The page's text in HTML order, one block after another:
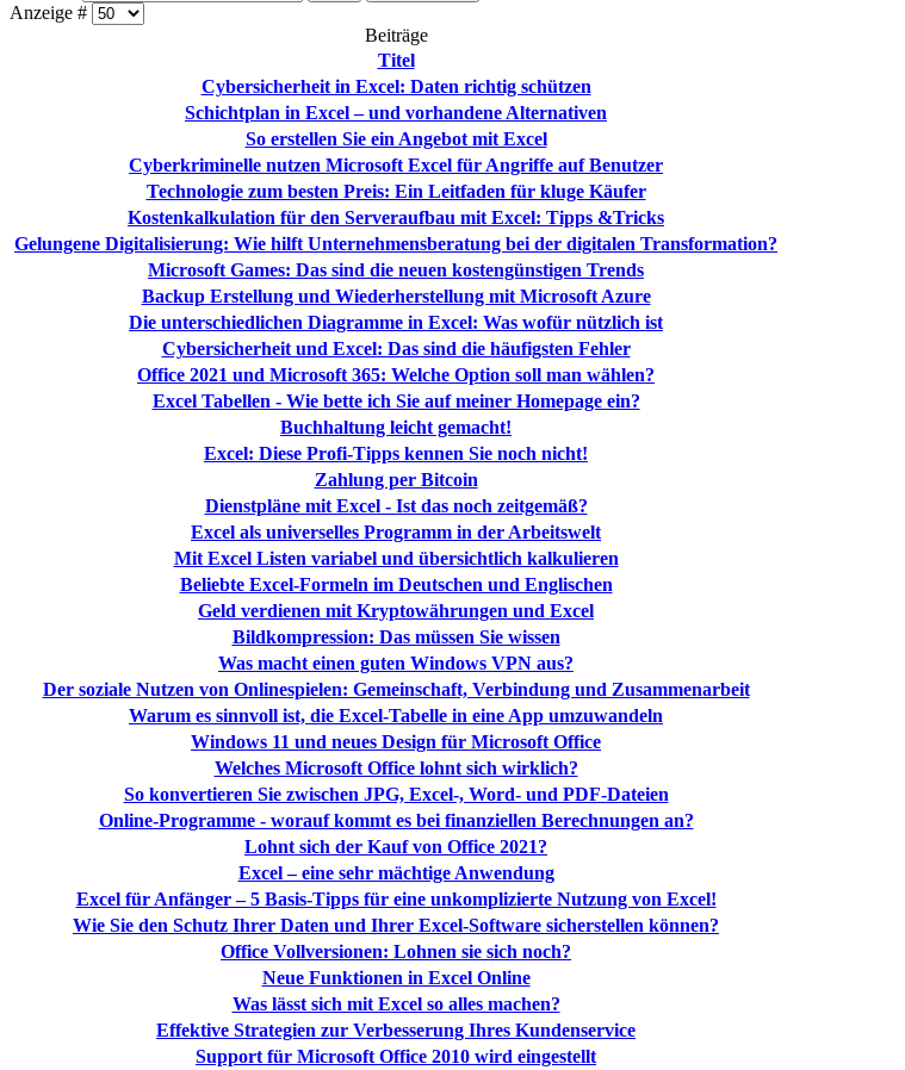
Anzeige #
Beiträge
Titel
Cybersicherheit in Excel: Daten richtig schützen
Schichtplan in Excel – und vorhandene Alternativen
So erstellen Sie ein Angebot mit Excel
Cyberkriminelle nutzen Microsoft Excel für Angriffe auf Benutzer
Technologie zum besten Preis: Ein Leitfaden für kluge Käufer
Kostenkalkulation für den Serveraufbau mit Excel: Tipps &Tricks
Gelungene Digitalisierung: Wie hilft Unternehmensberatung bei der digitalen Transformation?
Microsoft Games: Das sind die neuen kostengünstigen Trends
Backup Erstellung und Wiederherstellung mit Microsoft Azure
Die unterschiedlichen Diagramme in Excel: Was wofür nützlich ist
Cybersicherheit und Excel: Das sind die häufigsten Fehler
Office 2021 und Microsoft 365: Welche Option soll man wählen?
Excel Tabellen - Wie bette ich Sie auf meiner Homepage ein?
Buchhaltung leicht gemacht!
Excel: Diese Profi-Tipps kennen Sie noch nicht!
Zahlung per Bitcoin
Dienstpläne mit Excel - Ist das noch zeitgemäß?
Excel als universelles Programm in der Arbeitswelt
Mit Excel Listen variabel und übersichtlich kalkulieren
Beliebte Excel-Formeln im Deutschen und Englischen
Geld verdienen mit Kryptowährungen und Excel
Bildkompression: Das müssen Sie wissen
Was macht einen guten Windows VPN aus?
Der soziale Nutzen von Onlinespielen: Gemeinschaft, Verbindung und Zusammenarbeit
Warum es sinnvoll ist, die Excel-Tabelle in eine App umzuwandeln
Windows 11 und neues Design für Microsoft Office
Welches Microsoft Office lohnt sich wirklich?
So konvertieren Sie zwischen JPG, Excel-, Word- und PDF-Dateien
Online-Programme - worauf kommt es bei finanziellen Berechnungen an?
Lohnt sich der Kauf von Office 2021?
Excel – eine sehr mächtige Anwendung
Excel für Anfänger – 5 Basis-Tipps für eine unkomplizierte Nutzung von Excel!
Wie Sie den Schutz Ihrer Daten und Ihrer Excel-Software sicherstellen können?
Office Vollversionen: Lohnen sie sich noch?
Neue Funktionen in Excel Online
Was lässt sich mit Excel so alles machen?
Effektive Strategien zur Verbesserung Ihres Kundenservice
Support für Microsoft Office 2010 wird eingestellt